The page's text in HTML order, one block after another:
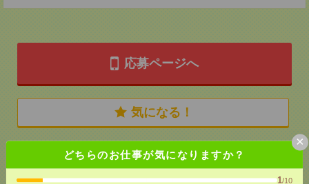
どちらのお仕事が気になりますか？
1/10
×
応募ページへ
気になる！
メール で送る LINEで送る